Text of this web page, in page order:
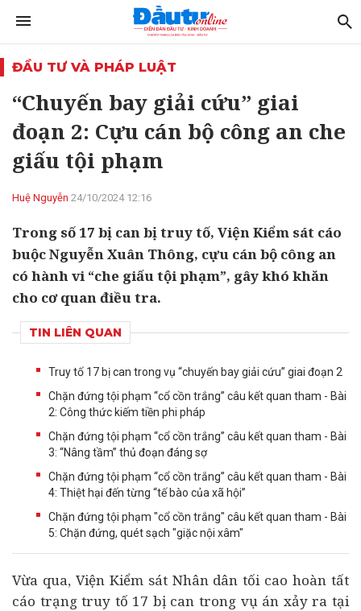
ĐẦU TƯ VÀ PHÁP LUẬT
“Chuyến bay giải cứu” giai
đoạn 2: Cựu cán bộ công an che
giấu tội phạm
Huệ Nguyễn 24/10/2024 12:16
Trong số 17 bị can bị truy tố, Viện Kiểm sát cáo
buộc Nguyễn Xuân Thông, cựu cán bộ công an
có hành vi “che giấu tội phạm”, gây khó khăn
cho cơ quan điều tra.
TIN LIÊN QUAN
Truy tố 17 bị can trong vụ “chuyến bay giải cứu” giai đoạn 2
Chặn đứng tội phạm “cổ cồn trắng” câu kết quan tham - Bài
2: Công thức kiếm tiền phi pháp
Chặn đứng tội phạm “cổ cồn trắng” câu kết quan tham - Bài
3: “Nâng tầm” thủ đoạn đáng sợ
Chặn đứng tội phạm “cổ cồn trắng” câu kết quan tham - Bài
4: Thiệt hại đến từng “tế bào của xã hội”
Chặn đứng tội phạm "cổ cồn trắng" câu kết quan tham - Bài
5: Chặn đứng, quét sạch "giặc nội xâm"
Vừa qua, Viện Kiểm sát Nhân dân tối cao hoàn tất
cáo trạng truy tố 17 bị can trong vụ án xảy ra tại